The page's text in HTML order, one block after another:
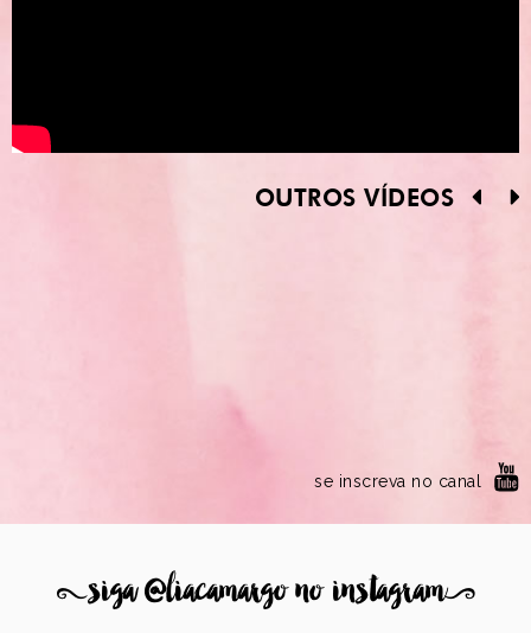
OUTROS VÍDEOS
se inscreva no canal
8siga @liacamargo no instagram9